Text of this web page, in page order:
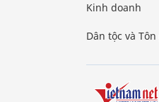
Kinh doanh
Dân tộc và